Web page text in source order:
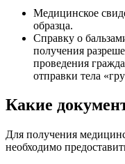
Медицинское
образца.
Справку о
получения
проведения
отправки тела
Какие
Для получения
необходимо